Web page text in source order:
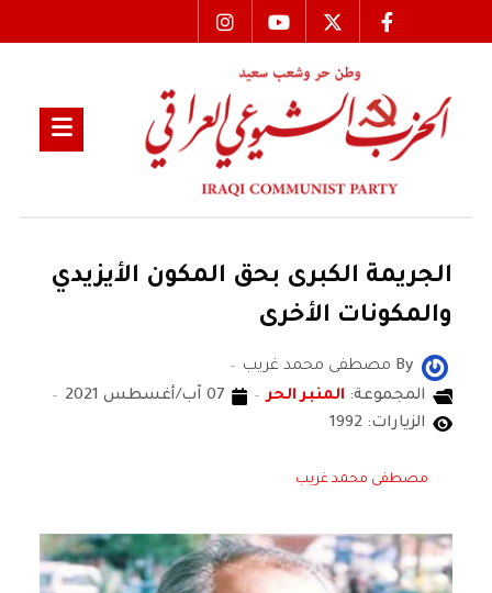
الجريمة الكبرى بحق المكون الأيزيدي
والمكونات الأخرى
By مصطفى محمد غريب
المجموعة: المنبر الحر
07 آب/أغسطس 2021
الزيارات: 1992
مصطفى محمد غريب